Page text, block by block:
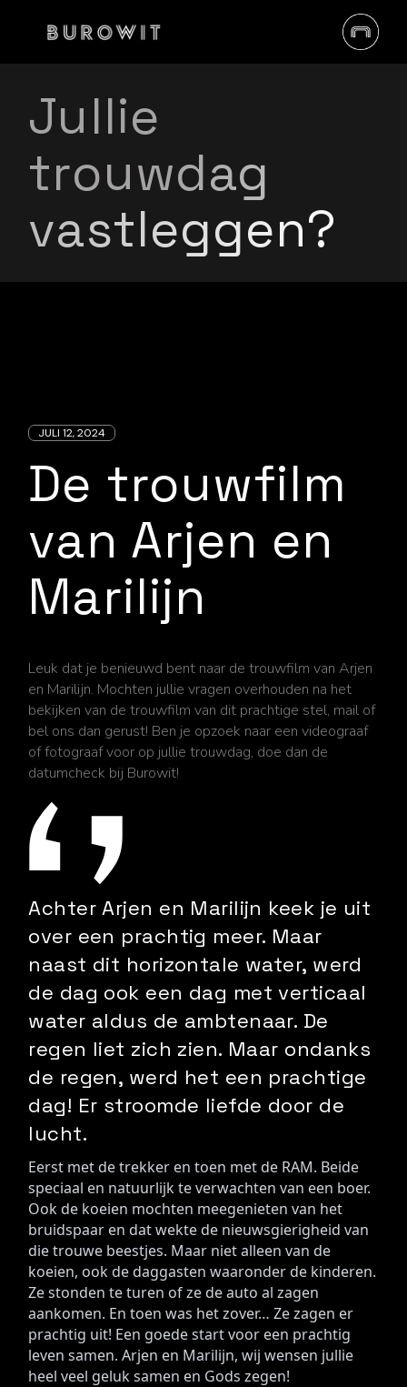
Jullie
trouwdag
vastleggen?
JULI 12, 2024
De trouwfilm
van Arjen en
Marilijn
Leuk dat je benieuwd bent naar de trouwfilm van Arjen
en Marilijn. Mochten jullie vragen overhouden na het
bekijken van de trouwfilm van dit prachtige stel, mail of
bel ons dan gerust! Ben je opzoek naar een videograaf
of fotograaf voor op jullie trouwdag, doe dan de
datumcheck bij Burowit!
Achter Arjen en Marilijn keek je uit
over een prachtig meer. Maar
naast dit horizontale water, werd
de dag ook een dag met verticaal
water aldus de ambtenaar. De
regen liet zich zien. Maar ondanks
de regen, werd het een prachtige
dag! Er stroomde liefde door de
lucht.
Eerst met de trekker en toen met de RAM. Beide
speciaal en natuurlijk te verwachten van een boer.
Ook de koeien mochten meegenieten van het
bruidspaar en dat wekte de nieuwsgierigheid van
die trouwe beestjes. Maar niet alleen van de
koeien, ook de daggasten waaronder de kinderen.
Ze stonden te turen of ze de auto al zagen
aankomen. En toen was het zover… Ze zagen er
prachtig uit! Een goede start voor een prachtig
leven samen. Arjen en Marilijn, wij wensen jullie
heel veel geluk samen en Gods zegen!